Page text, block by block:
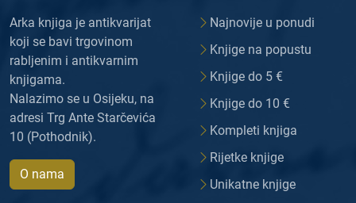
Arka knjiga je antikvarijat
koji se bavi trgovinom
rabljenim i antikvarnim
knjigama.
Nalazimo se u Osijeku, na
adresi Trg Ante Starčevića
10 (Pothodnik).
O nama
Najnovije u ponudi
Knjige na popustu
Knjige do 5 €
Knjige do 10 €
Kompleti knjiga
Rijetke knjige
Unikatne knjige